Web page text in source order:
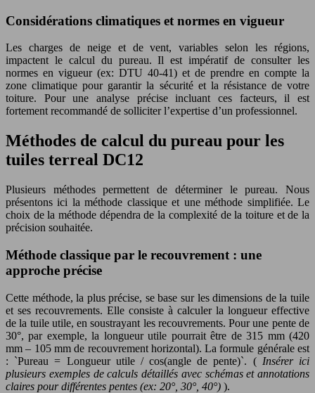
Considérations climatiques et normes en vigueur
Les charges de neige et de vent, variables selon les régions,
impactent le calcul du pureau. Il est impératif de consulter les
normes en vigueur (ex: DTU 40-41) et de prendre en compte la
zone climatique pour garantir la sécurité et la résistance de votre
toiture. Pour une analyse précise incluant ces facteurs, il est
fortement recommandé de solliciter l’expertise d’un professionnel.
Méthodes de calcul du pureau pour les
tuiles terreal DC12
Plusieurs méthodes permettent de déterminer le pureau. Nous
présentons ici la méthode classique et une méthode simplifiée. Le
choix de la méthode dépendra de la complexité de la toiture et de la
précision souhaitée.
Méthode classique par le recouvrement : une
approche précise
Cette méthode, la plus précise, se base sur les dimensions de la tuile
et ses recouvrements. Elle consiste à calculer la longueur effective
de la tuile utile, en soustrayant les recouvrements. Pour une pente de
30°, par exemple, la longueur utile pourrait être de 315 mm (420
mm – 105 mm de recouvrement horizontal). La formule générale est
: `Pureau = Longueur utile / cos(angle de pente)`. ( Insérer ici
plusieurs exemples de calculs détaillés avec schémas et annotations
claires pour différentes pentes (ex: 20°, 30°, 40°) ).